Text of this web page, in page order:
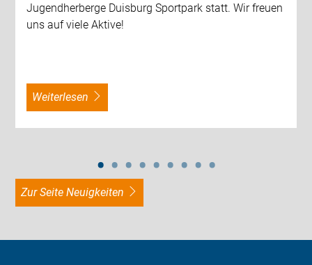
Jugendherberge Duisburg Sportpark statt. Wir freuen
uns auf viele Aktive!
weiterlesen
zur Seite Neuigkeiten